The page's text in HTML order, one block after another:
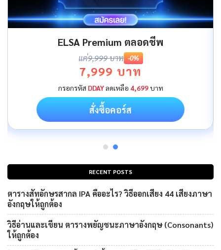
RECENT POSTS
ตารางสัทอักษรสากล IPA คืออะไร? วิธีออกเสียง 44 เสียงภาษา
อังกฤษให้ถูกต้อง
วิธีอ่านและเขียน ตารางพยัญชนะภาษาอังกฤษ (Consonants)
ให้ถูกต้อง
ELSA Premium ตลอดชีพ
แค่9,999 บาท -0%
7,999 บาท
กรอกรหัส DDAYลดเหลือ 4,699บาท
สั่งซื้อคอร์ส